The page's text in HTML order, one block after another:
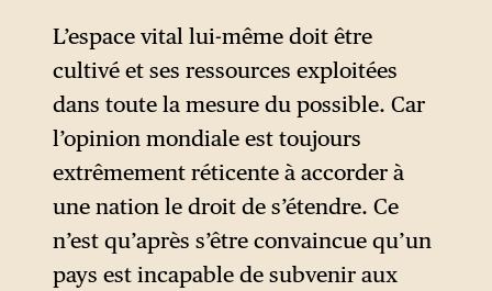
à théoriser l’inéluctable lutte
pour l’espace (Kampf um
Raum) à laquelle ils seraient
condamnés.
Engagés dans un affrontement
à somme nulle, les États
seraient en conflit permanent
L’espace vital lui-même doit être
cultivé et ses ressources exploitées
dans toute la mesure du possible. Car
l’opinion mondiale est toujours
extrêmement réticente à accorder à
une nation le droit de s’étendre. Ce
n’est qu’après s’être convaincue qu’un
pays est incapable de subvenir aux